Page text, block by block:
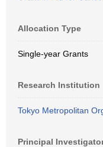
Allocation Type
Single-year Grants
Research Institution
Tokyo Metropolitan
Principal